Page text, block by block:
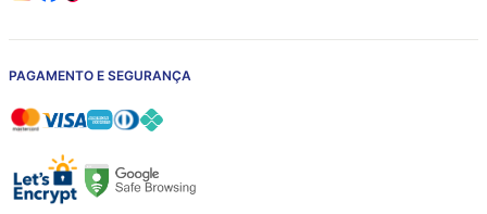
PAGAMENTO E SEGURANÇA